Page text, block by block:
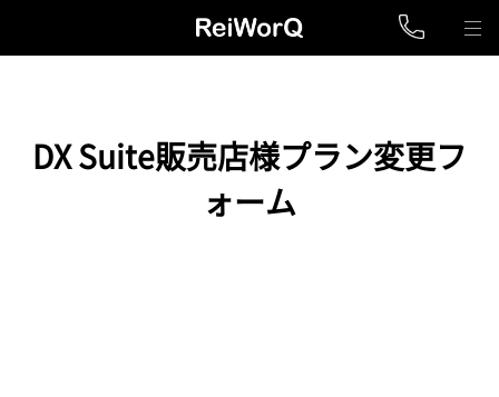
DX Suite販売店様プラン変更フ
ォーム